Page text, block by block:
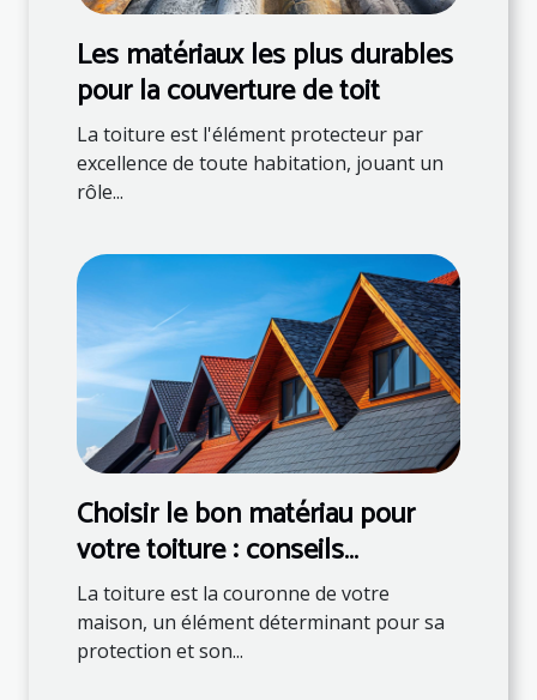
Les matériaux les plus durables
pour la couverture de toit
La toiture est l'élément protecteur par
excellence de toute habitation, jouant un
rôle...
Choisir le bon matériau pour
votre toiture : conseils
d'experts
La toiture est la couronne de votre
maison, un élément déterminant pour sa
protection et son...